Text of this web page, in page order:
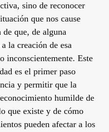
sino de reconocer
que nos cause
de que, de alguna
la creación de esa
inconscientemente. Este
es el primer paso
y permitir que la
humilde de
que existe y de cómo
pueden afectar a los